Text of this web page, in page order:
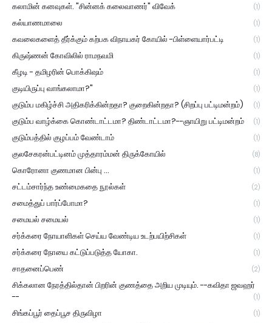
கலாமின் கனவுகள். "சின்னக் கலைவாணர்" விவேக் (1)
கல்யாணமாலை (1)
கவலைகளைத் தீர்க்கும் கற்பக விநாயகர் கோயில் -பிள்ளையார்பட்டி (1)
கிருஷ்ணன் கோவிலில் ராமநவமி (1)
கீழடி - தமிழரின் பொக்கிஷம் (1)
குடியிருப்பு வாங்கலாமா?" (1)
குடும்ப மகிழ்ச்சி அதிகரிக்கின்றதா? குறைகின்றதா? (சிறப்பு பட்டிமன்றம்) (1)
குடும்ப வாழ்க்கை கொண்டாட்டமா? திண்டாட்டமா?--ஞாயிறு பட்டிமன்றம் (1)
குடும்பத்தில் குழப்பம் வேண்டாம் (1)
குலசேகரன்பட்டினம் முத்தாரம்மன் திருக்கோயில் (8)
கொரோனா குணமான பின்பு ... (1)
சட்டம்சார்ந்த உண்மைகதை நூல்கள் (2)
சமைத்துப் பார்ப்போமா? (1)
சமையல் சமையல் (1)
சர்க்கரை நோயாளிகள் செய்ய வேண்டிய உடற்பயிற்சிகள் (1)
சர்க்கரை நோயை கட்டுப்படுத்த யோகா. (1)
சாதனைப்பெண் (2)
சிக்கலான நேரத்தில்தான் பிறரின் குணத்தை அறிய முடியும். --கவிதா ஜவஹர்
--
(1)
சிங்கப்பூர் தைப்பூச திருவிழா (1)